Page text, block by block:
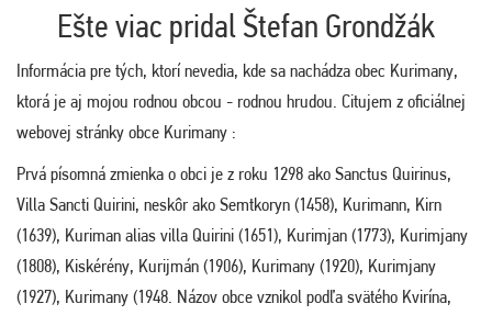
Ešte viac pridal Štefan Grondžák
Informácia pre tých, ktorí nevedia, kde sa nachádza obec Kurimany,
ktorá je aj mojou rodnou obcou - rodnou hrudou. Citujem z oficiálnej
webovej stránky obce Kurimany :
Prvá písomná zmienka o obci je z roku 1298 ako Sanctus Quirinus,
Villa Sancti Quirini, neskôr ako Semtkoryn (1458), Kurimann, Kirn
(1639), Kuriman alias villa Quirini (1651), Kurimjan (1773), Kurimjany
(1808), Kiskérény, Kurijmán (1906), Kurimany (1920), Kurimjany
(1927), Kurimany (1948. Názov obce vznikol podľa svätého Kvirína,